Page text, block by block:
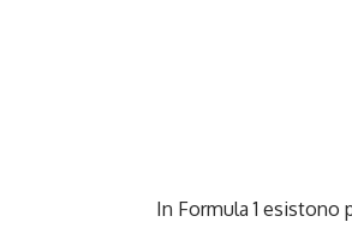
In Formula 1 esistono